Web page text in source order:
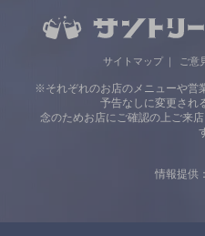
サイトマップ ご意
※それぞれのお店のメニューや営
予告なしに変更され
念のためお店にご確認の上ご来
情報提供